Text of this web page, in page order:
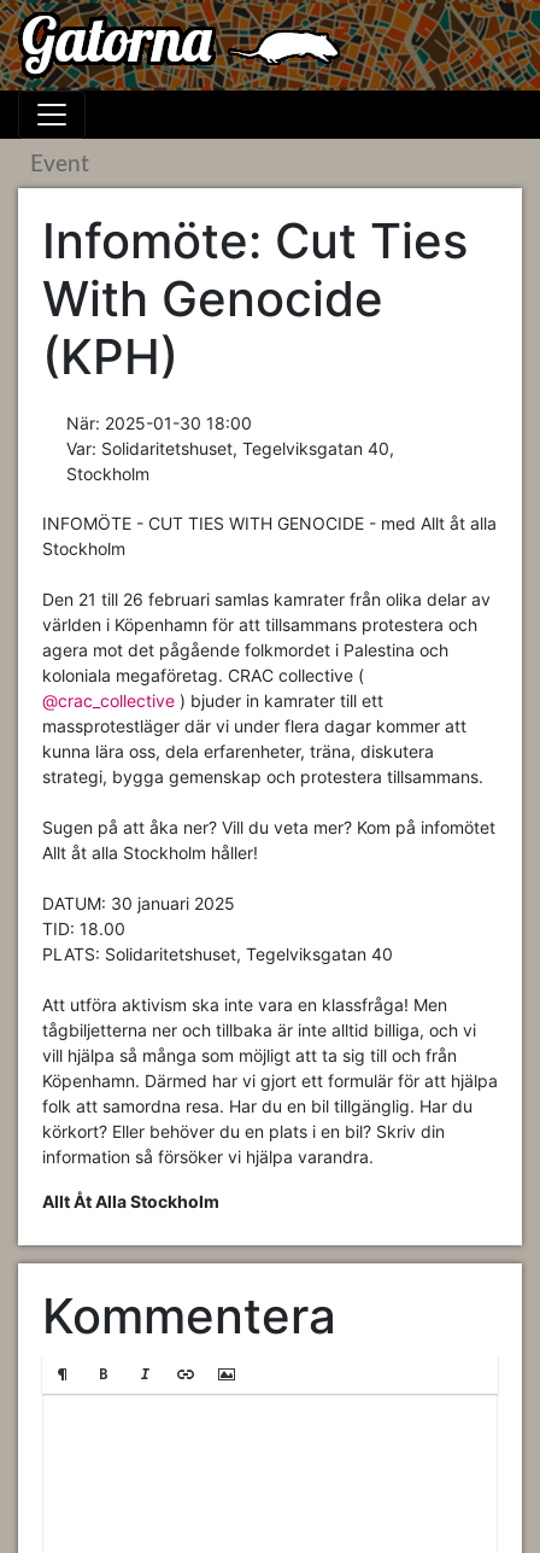
Event
Infomöte: Cut Ties
With Genocide
(KPH)
När: 2025-01-30 18:00
Var: Solidaritetshuset, Tegelviksgatan 40,
Stockholm
INFOMÖTE - CUT TIES WITH GENOCIDE - med Allt åt alla
Stockholm
Den 21 till 26 februari samlas kamrater från olika delar av
världen i Köpenhamn för att tillsammans protestera och
agera mot det pågående folkmordet i Palestina och
koloniala megaföretag. CRAC collective (
@crac_collective ) bjuder in kamrater till ett
massprotestläger där vi under flera dagar kommer att
kunna lära oss, dela erfarenheter, träna, diskutera
strategi, bygga gemenskap och protestera tillsammans.
Sugen på att åka ner? Vill du veta mer? Kom på infomötet
Allt åt alla Stockholm håller!
DATUM: 30 januari 2025
TID: 18.00
PLATS: Solidaritetshuset, Tegelviksgatan 40
Att utföra aktivism ska inte vara en klassfråga! Men
tågbiljetterna ner och tillbaka är inte alltid billiga, och vi
vill hjälpa så många som möjligt att ta sig till och från
Köpenhamn. Därmed har vi gjort ett formulär för att hjälpa
folk att samordna resa. Har du en bil tillgänglig. Har du
körkort? Eller behöver du en plats i en bil? Skriv din
information så försöker vi hjälpa varandra.
Allt Åt Alla Stockholm
Kommentera